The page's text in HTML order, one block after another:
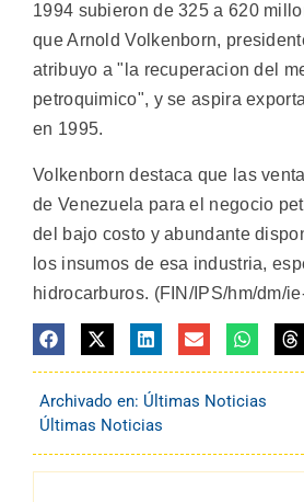
1994 subieron de 325 a 620
que Arnold Volkenborn,
atribuyo a "la recuperacion del
petroquimico", y se aspira
en 1995.
Volkenborn destaca que las
de Venezuela para el negocio
del bajo costo y abundante
los insumos de esa industria,
hidrocarburos. (FIN/IPS/hm/dm/
Archivado en: Últimas Noticias
Últimas Noticias